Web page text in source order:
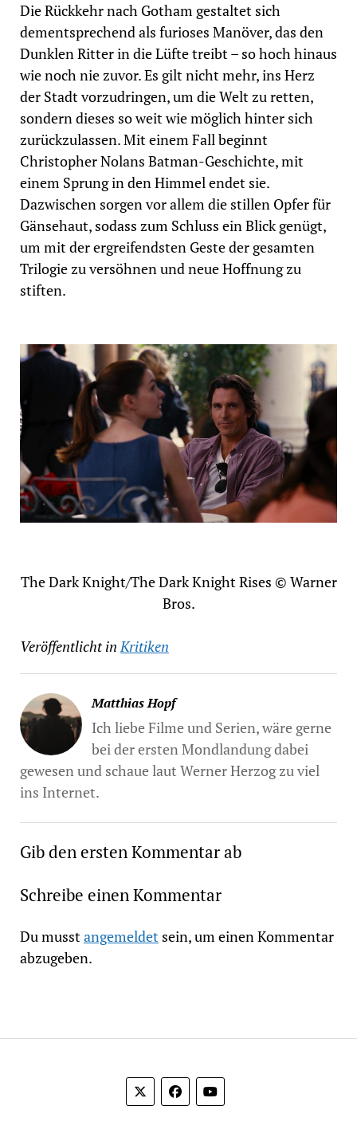
Die Rückkehr nach Gotham gestaltet sich
dementsprechend als furioses Manöver, das den
Dunklen Ritter in die Lüfte treibt – so hoch hinaus
wie noch nie zuvor. Es gilt nicht mehr, ins Herz
der Stadt vorzudringen, um die Welt zu retten,
sondern dieses so weit wie möglich hinter sich
zurückzulassen. Mit einem Fall beginnt
Christopher Nolans Batman-Geschichte, mit
einem Sprung in den Himmel endet sie.
Dazwischen sorgen vor allem die stillen Opfer für
Gänsehaut, sodass zum Schluss ein Blick genügt,
um mit der ergreifendsten Geste der gesamten
Trilogie zu versöhnen und neue Hoffnung zu
stiften.
The Dark Knight/The Dark Knight Rises © Warner
Bros.
Veröffentlicht in Kritiken
Matthias Hopf
Ich liebe Filme und Serien, wäre gerne
bei der ersten Mondlandung dabei
gewesen und schaue laut Werner Herzog zu viel
ins Internet.
Gib den ersten Kommentar ab
Schreibe einen Kommentar
Du musstangemeldetsein, um einen Kommentar
abzugeben.